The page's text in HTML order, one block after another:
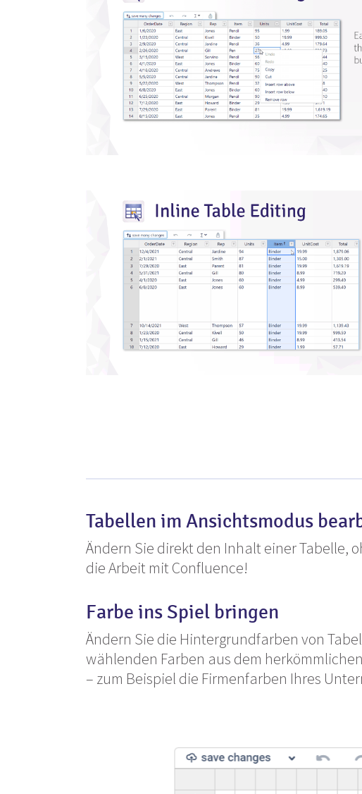
Tabellen im Ansichtsmodus
Ändern Sie direkt den Inhalt einer Tabelle,
die Arbeit mit Confluence!
Farbe ins Spiel bringen
Ändern Sie die Hintergrundfarben von
wählenden Farben aus dem
– zum Beispiel die Firmenfarben Ihres